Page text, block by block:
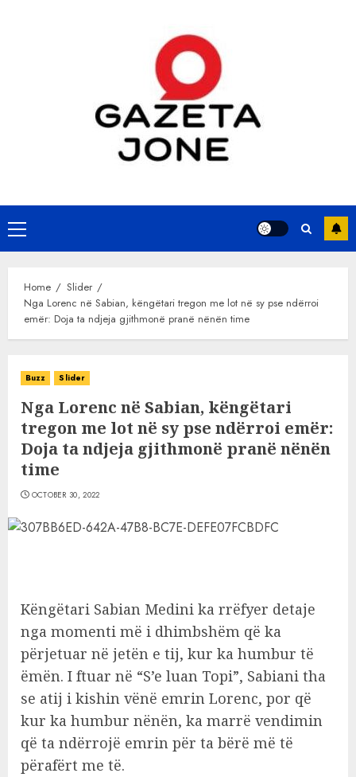
Primary
Menu
Home
Slider
Nga Lorenc në Sabian, këngëtari tregon me lot në sy pse ndërroi
emër: Doja ta ndjeja gjithmonë pranë nënën time
Buzz Slider
Nga Lorenc në Sabian, këngëtari
tregon me lot në sy pse ndërroi emër:
Doja ta ndjeja gjithmonë pranë nënën
time
OCTOBER 30, 2022
Këngëtari Sabian Medini ka rrëfyer detaje
nga momenti më i dhimbshëm që ka
përjetuar në jetën e tij, kur ka humbur të
ëmën. I ftuar në “S’e luan Topi”, Sabiani tha
se atij i kishin vënë emrin Lorenc, por që
kur ka humbur nënën, ka marrë vendimin
që ta ndërrojë emrin për ta bërë më të
përafërt me të.